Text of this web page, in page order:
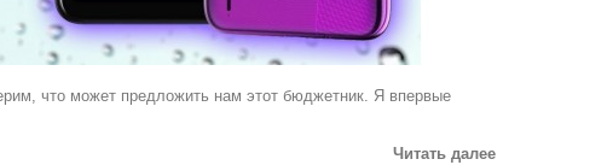
что может предложить нам этот бюджетник. Я впервые
Читать далее